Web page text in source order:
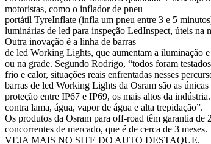
motoristas, como o inflador de pneu
portátil TyreInflate (infla um pneu entre 3 e 5
luminárias de led para inspeção LedInspect, úteis na
Outra inovação é a linha de barras
de led Working Lights, que aumentam a iluminação
ou na grade. Segundo Rodrigo, “todos foram
frio e calor, situações reais enfrentadas nesses
barras de led Working Lights da Osram são as
proteção entre IP67 e IP69, os mais altos da
contra lama, água, vapor de água e alta trepidação”.
Os produtos da Osram para off-road têm garantia
concorrentes de mercado, que é de cerca de 3 meses.
VEJA MAIS NO SITE DO AUTO DESTAQUE.